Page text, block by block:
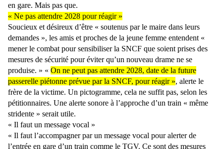
en gare. Mais pas que.
« Ne pas attendre 2028 pour réagir »
Soucieux et désireux d’être « soutenus par le maire dans leurs
demandes », les amis et proches de la jeune femme entendent «
mener le combat pour sensibiliser la SNCF que soient prises des
mesures de sécurité pour éviter qu’un nouveau drame ne se
produise. » « On ne peut pas attendre 2028, date de la future
passerelle piétonne prévue par la SNCF, pour réagir », alerte le
frère de la victime. Un pictogramme, cela ne suffit pas, selon les
pétitionnaires. Une alerte sonore à l’approche d’un train « même
stridente » serait utile.
« Il faut un message vocal »
« Il faut l’accompagner par un message vocal pour alerter de
l’entrée en gare d’un train comme le TGV. Ce sont des mesures